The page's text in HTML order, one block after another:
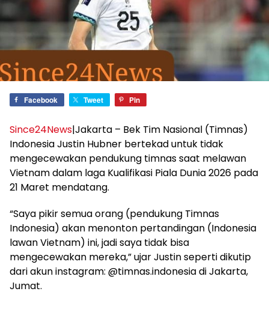
Facebook Tweet Pin
Since24News|Jakarta – Bek Tim Nasional (Timnas)
Indonesia Justin Hubner bertekad untuk tidak
mengecewakan pendukung timnas saat melawan
Vietnam dalam laga Kualifikasi Piala Dunia 2026 pada
21 Maret mendatang.
“Saya pikir semua orang (pendukung Timnas
Indonesia) akan menonton pertandingan (Indonesia
lawan Vietnam) ini, jadi saya tidak bisa
mengecewakan mereka,” ujar Justin seperti dikutip
dari akun instagram: @timnas.indonesia di Jakarta,
Jumat.